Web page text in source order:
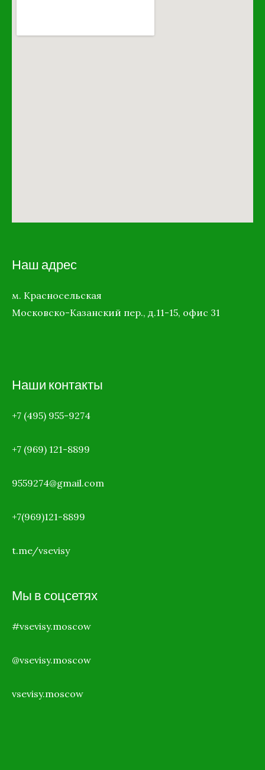
Наш адрес
м. Красносельская
Московско-Казанский пер., д.11-15, офис 31
Наши контакты
+7 (495) 955-9274
+7 (969) 121-8899
9559274@gmail.com
+7(969)121-8899
t.me/vsevisy
Мы в соцсетях
#vsevisy.moscow
@vsevisy.moscow
vsevisy.moscow